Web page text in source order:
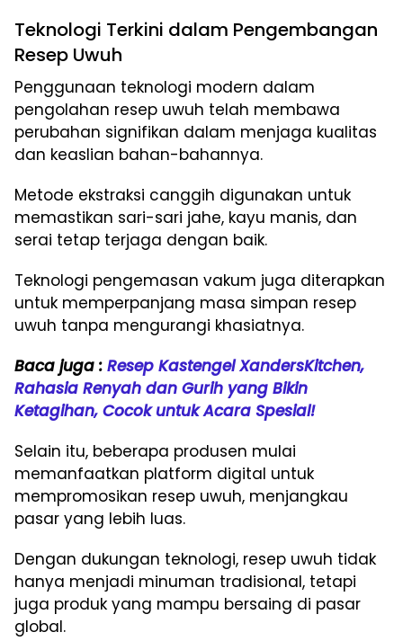
Teknologi Terkini dalam Pengembangan
Resep Uwuh
Penggunaan teknologi modern dalam
pengolahan resep uwuh telah membawa
perubahan signifikan dalam menjaga kualitas
dan keaslian bahan-bahannya.
Metode ekstraksi canggih digunakan untuk
memastikan sari-sari jahe, kayu manis, dan
serai tetap terjaga dengan baik.
Teknologi pengemasan vakum juga diterapkan
untuk memperpanjang masa simpan resep
uwuh tanpa mengurangi khasiatnya.
Baca juga : Resep Kastengel XandersKitchen,
Rahasia Renyah dan Gurih yang Bikin
Ketagihan, Cocok untuk Acara Spesial!
Selain itu, beberapa produsen mulai
memanfaatkan platform digital untuk
mempromosikan resep uwuh, menjangkau
pasar yang lebih luas.
Dengan dukungan teknologi, resep uwuh tidak
hanya menjadi minuman tradisional, tetapi
juga produk yang mampu bersaing di pasar
global.